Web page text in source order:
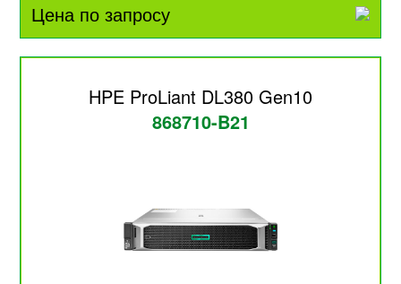
Цена по запросу
HPE ProLiant DL380 Gen10
868710-B21